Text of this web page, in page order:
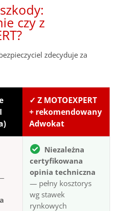
czy z
zdecyduje za
✓ Z MOTOEXPERT
+ rekomendowany
Adwokat
Niezależna
certyfikowana
opinia techniczna
— pełny kosztorys
wg stawek
rynkowych